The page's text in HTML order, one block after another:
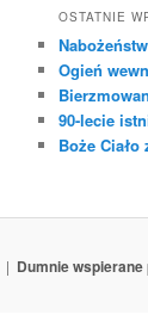
OSTATNIE
Ogień
90-lecie
Boże
Dumnie